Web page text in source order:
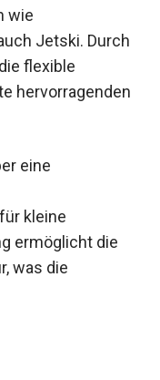
wie
Jetski. Durch
flexible
hervorragenden
eine
kleine
ermöglicht die
was die